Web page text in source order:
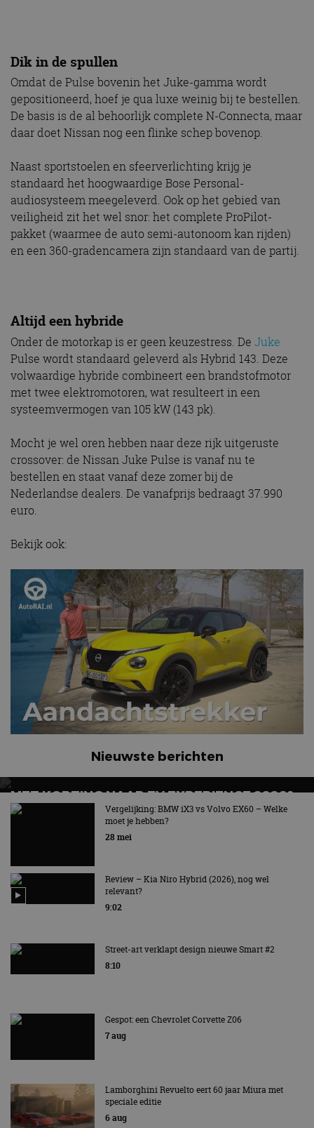
Dik in de spullen
Omdat de Pulse bovenin het Juke-gamma wordt
gepositioneerd, hoef je qua luxe weinig bij te bestellen.
De basis is de al behoorlijk complete N-Connecta, maar
daar doet Nissan nog een flinke schep bovenop.
Naast sportstoelen en sfeerverlichting krijg je
standaard het hoogwaardige Bose Personal-
audiosysteem meegeleverd. Ook op het gebied van
veiligheid zit het wel snor: het complete ProPilot-
pakket (waarmee de auto semi-autonoom kan rijden)
en een 360-gradencamera zijn standaard van de partij.
Altijd een hybride
Onder de motorkap is er geen keuzestress. De Juke
Pulse wordt standaard geleverd als Hybrid 143. Deze
volwaardige hybride combineert een brandstofmotor
met twee elektromotoren, wat resulteert in een
systeemvermogen van 105 kW (143 pk).
Mocht je wel oren hebben naar deze rijk uitgeruste
crossover: de Nissan Juke Pulse is vanaf nu te
bestellen en staat vanaf deze zomer bij de
Nederlandse dealers. De vanafprijs bedraagt 37.990
euro.
Bekijk ook:
Nieuwste berichten
MET KORTING NAAR EV EXPERIENCE 2026?
AUTORAI REGELT HET!
EV Experience 2026 van 24 tot 26 september
Vergelijking: BMW iX3 vs Volvo EX60 – Welke
moet je hebben?
28 mei
Review – Kia Niro Hybrid (2026), nog wel
relevant?
9:02
Street-art verklapt design nieuwe Smart #2
8:10
Gespot: een Chevrolet Corvette Z06
7 aug
Lamborghini Revuelto eert 60 jaar Miura met
speciale editie
6 aug